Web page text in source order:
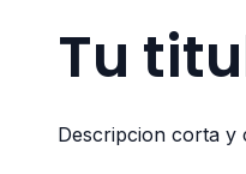
Tu
Descripcion corta y